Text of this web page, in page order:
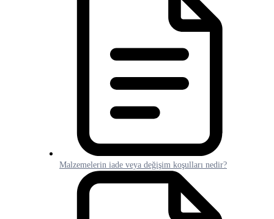
Malzemelerin iade veya değişim koşulları nedir?